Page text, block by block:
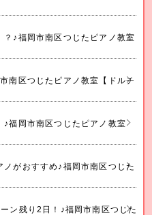
♪福岡市南区つじたピアノ教室
南区つじたピアノ教室【ドルチ
福岡市南区つじたピアノ教室
がおすすめ♪福岡市南区つじた
ン残り2日！♪福岡市南区つじた